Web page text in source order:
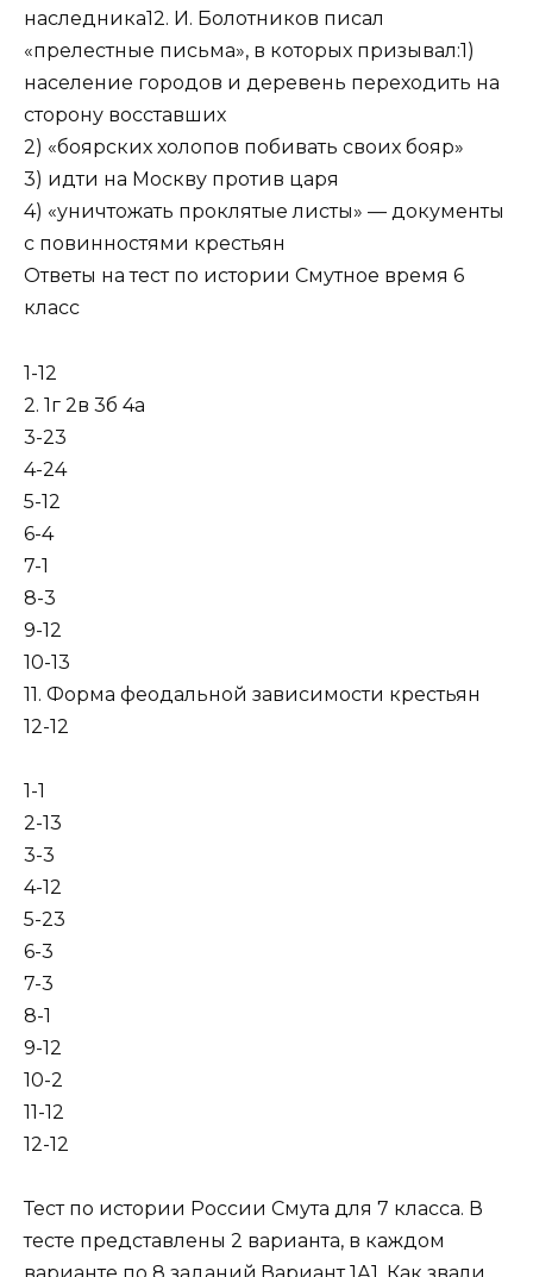
наследника12. И. Болотников писал
«прелестные письма», в которых призывал:1)
население городов и деревень переходить на
сторону восставших
2) «боярских холопов побивать своих бояр»
3) идти на Москву против царя
4) «уничтожать проклятые листы» — документы
с повинностями крестьян
Ответы на тест по истории Смутное время 6
класс
1-12
2. 1г 2в 3б 4а
3-23
4-24
5-12
6-4
7-1
8-3
9-12
10-13
11. Форма феодальной зависимости крестьян
12-12
1-1
2-13
3-3
4-12
5-23
6-3
7-3
8-1
9-12
10-2
11-12
12-12
Тест по истории России Смута для 7 класса. В
тесте представлены 2 варианта, в каждом